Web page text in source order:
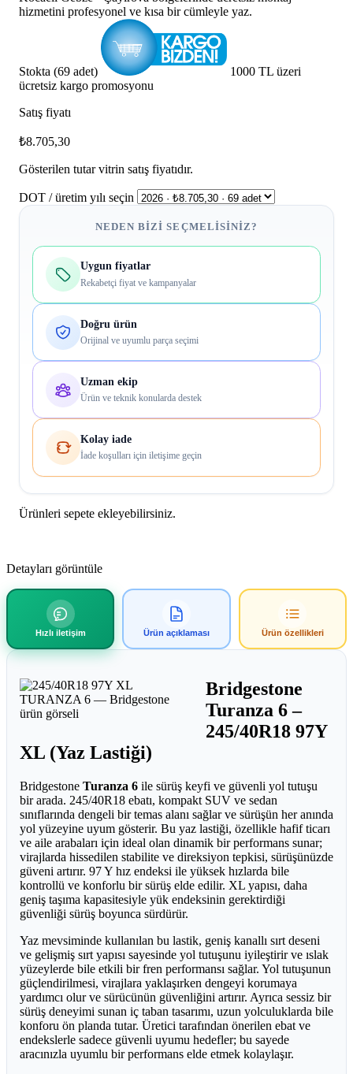
hizmetini profesyonel ve kısa bir cümleyle yaz.
Stokta (69 adet)
1000 TL üzeri
ücretsiz kargo promosyonu
Satış fiyatı
₺8.705,30
Gösterilen tutar vitrin satış fiyatıdır.
DOT / üretim yılı seçin
NEDEN BIZI SEÇMELISINIZ?
Uygun fiyatlar
Rekabetçi fiyat ve kampanyalar
Doğru ürün
Orijinal ve uyumlu parça seçimi
Uzman ekip
Ürün ve teknik konularda destek
Kolay iade
İade koşulları için iletişime geçin
Ürünleri sepete ekleyebilirsiniz.
Detayları görüntüle
Hızlı iletişim Ürün açıklaması Ürün özellikleri
Bridgestone
Turanza 6–
245/40R18 97Y
XL (Yaz Lastiği)
Bridgestone Turanza 6 ile sürüş keyfi ve güvenli yol tutuşu
bir arada. 245/40R18 ebatı, kompakt SUV ve sedan
sınıflarında dengeli bir temas alanı sağlar ve sürüşün her anında
yol yüzeyine uyum gösterir. Bu yaz lastiği, özellikle hafif ticarı
ve aile arabaları için ideal olan dinamik bir performans sunar;
virajlarda hissedilen stabilite ve direksiyon tepkisi, sürüşünüzde
güveni artırır. 97 Y hız endeksi ile yüksek hızlarda bile
kontrollü ve konforlu bir sürüş elde edilir. XL yapısı, daha
geniş taşıma kapasitesiyle yük endeksinin gerektirdiği
güvenliği sürüş boyunca sürdürür.
Yaz mevsiminde kullanılan bu lastik, geniş kanallı sırt deseni
ve gelişmiş sırt yapısı sayesinde yol tutuşunu iyileştirir ve ıslak
yüzeylerde bile etkili bir fren performansı sağlar. Yol tutuşunun
güçlendirilmesi, virajlara yaklaşırken dengeyi korumaya
yardımcı olur ve sürücünün güvenliğini artırır. Ayrıca sessiz bir
sürüş deneyimi sunan iç taban tasarımı, uzun yolculuklarda bile
konforu ön planda tutar. Üretici tarafından önerilen ebat ve
endekslerle sadece güvenli uyumu hedefler; bu sayede
aracınızla uyumlu bir performans elde etmek kolaylaşır.